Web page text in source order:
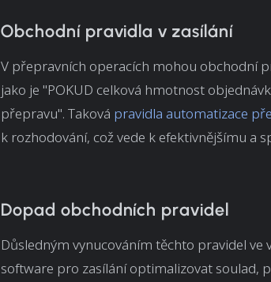
Obchodní pravidla v zasílání
V přepravních operacích mohou obchodní
jako je "POKUD celková hmotnost
přepravu". Taková pravidla automatizace
k rozhodování, což vede k efektivnějšímu a
Dopad obchodních pravidel
Důsledným vynucováním těchto pravidel ve
software pro zasílání optimalizovat soulad,